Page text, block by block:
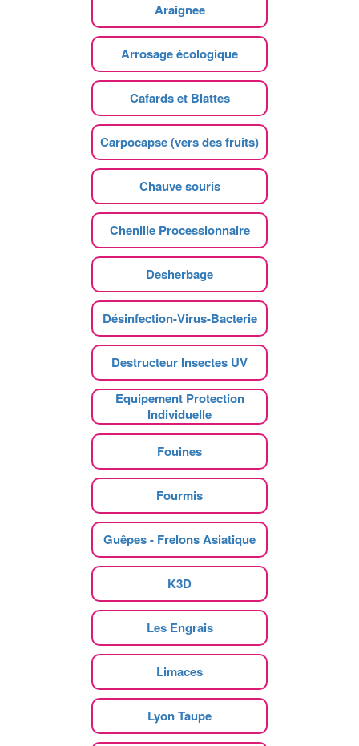
Araignee
Arrosage écologique
Cafards et Blattes
Carpocapse (vers des fruits)
Chauve souris
Chenille Processionnaire
Desherbage
Désinfection-Virus-Bacterie
Destructeur Insectes UV
Equipement Protection
Individuelle
Fouines
Fourmis
Guêpes - Frelons Asiatique
K3D
Les Engrais
Limaces
Lyon Taupe